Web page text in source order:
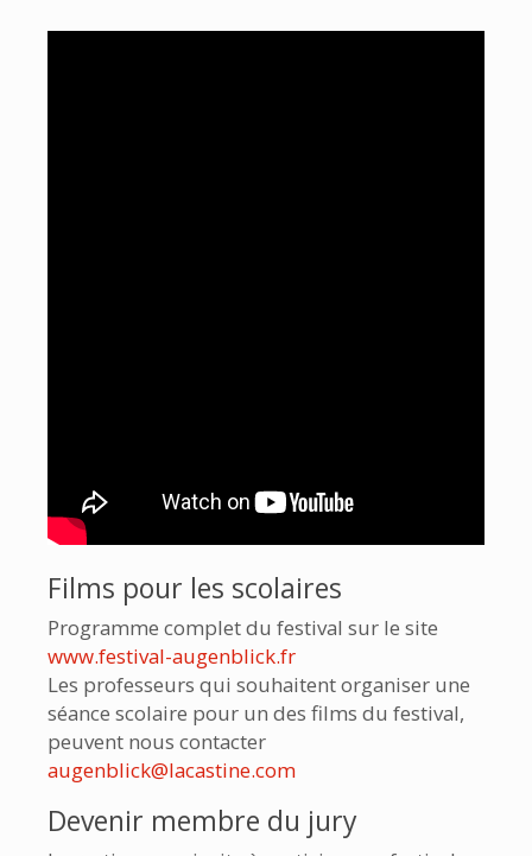
Films pour les scolaires
Programme complet du festival sur le site
www.festival-augenblick.fr
Les professeurs qui souhaitent organiser une
séance scolaire pour un des films du festival,
peuvent nous contacter
augenblick@lacastine.com
Devenir membre du jury